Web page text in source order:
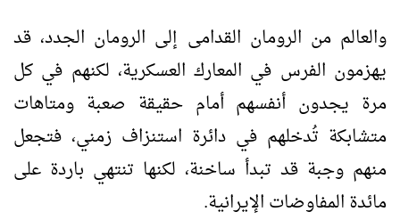
والعالم من الرومان القدامى إلى الرومان الجدد، قد
يهزمون الفرس في المعارك العسكرية، لكنهم في كل
مرة يجدون أنفسهم أمام حقيقة صعبة ومتاهات
متشابكة تُدخلهم في دائرة استنزاف زمني، فتجعل
منهم وجبة قد تبدأ ساخنة، لكنها تنتهي باردة على
مائدة المفاوضات الإيرانية.